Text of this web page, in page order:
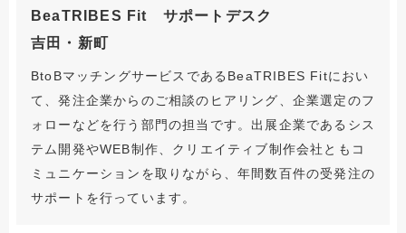
BeaTRIBES Fit サポートデスク
吉田・新町
BtoBマッチングサービスであるBeaTRIBES Fitにおい
て、発注企業からのご相談のヒアリング、企業選定のフ
ォローなどを行う部門の担当です。出展企業であるシス
テム開発やWEB制作、クリエイティブ制作会社ともコ
ミュニケーションを取りながら、年間数百件の受発注の
サポートを行っています。